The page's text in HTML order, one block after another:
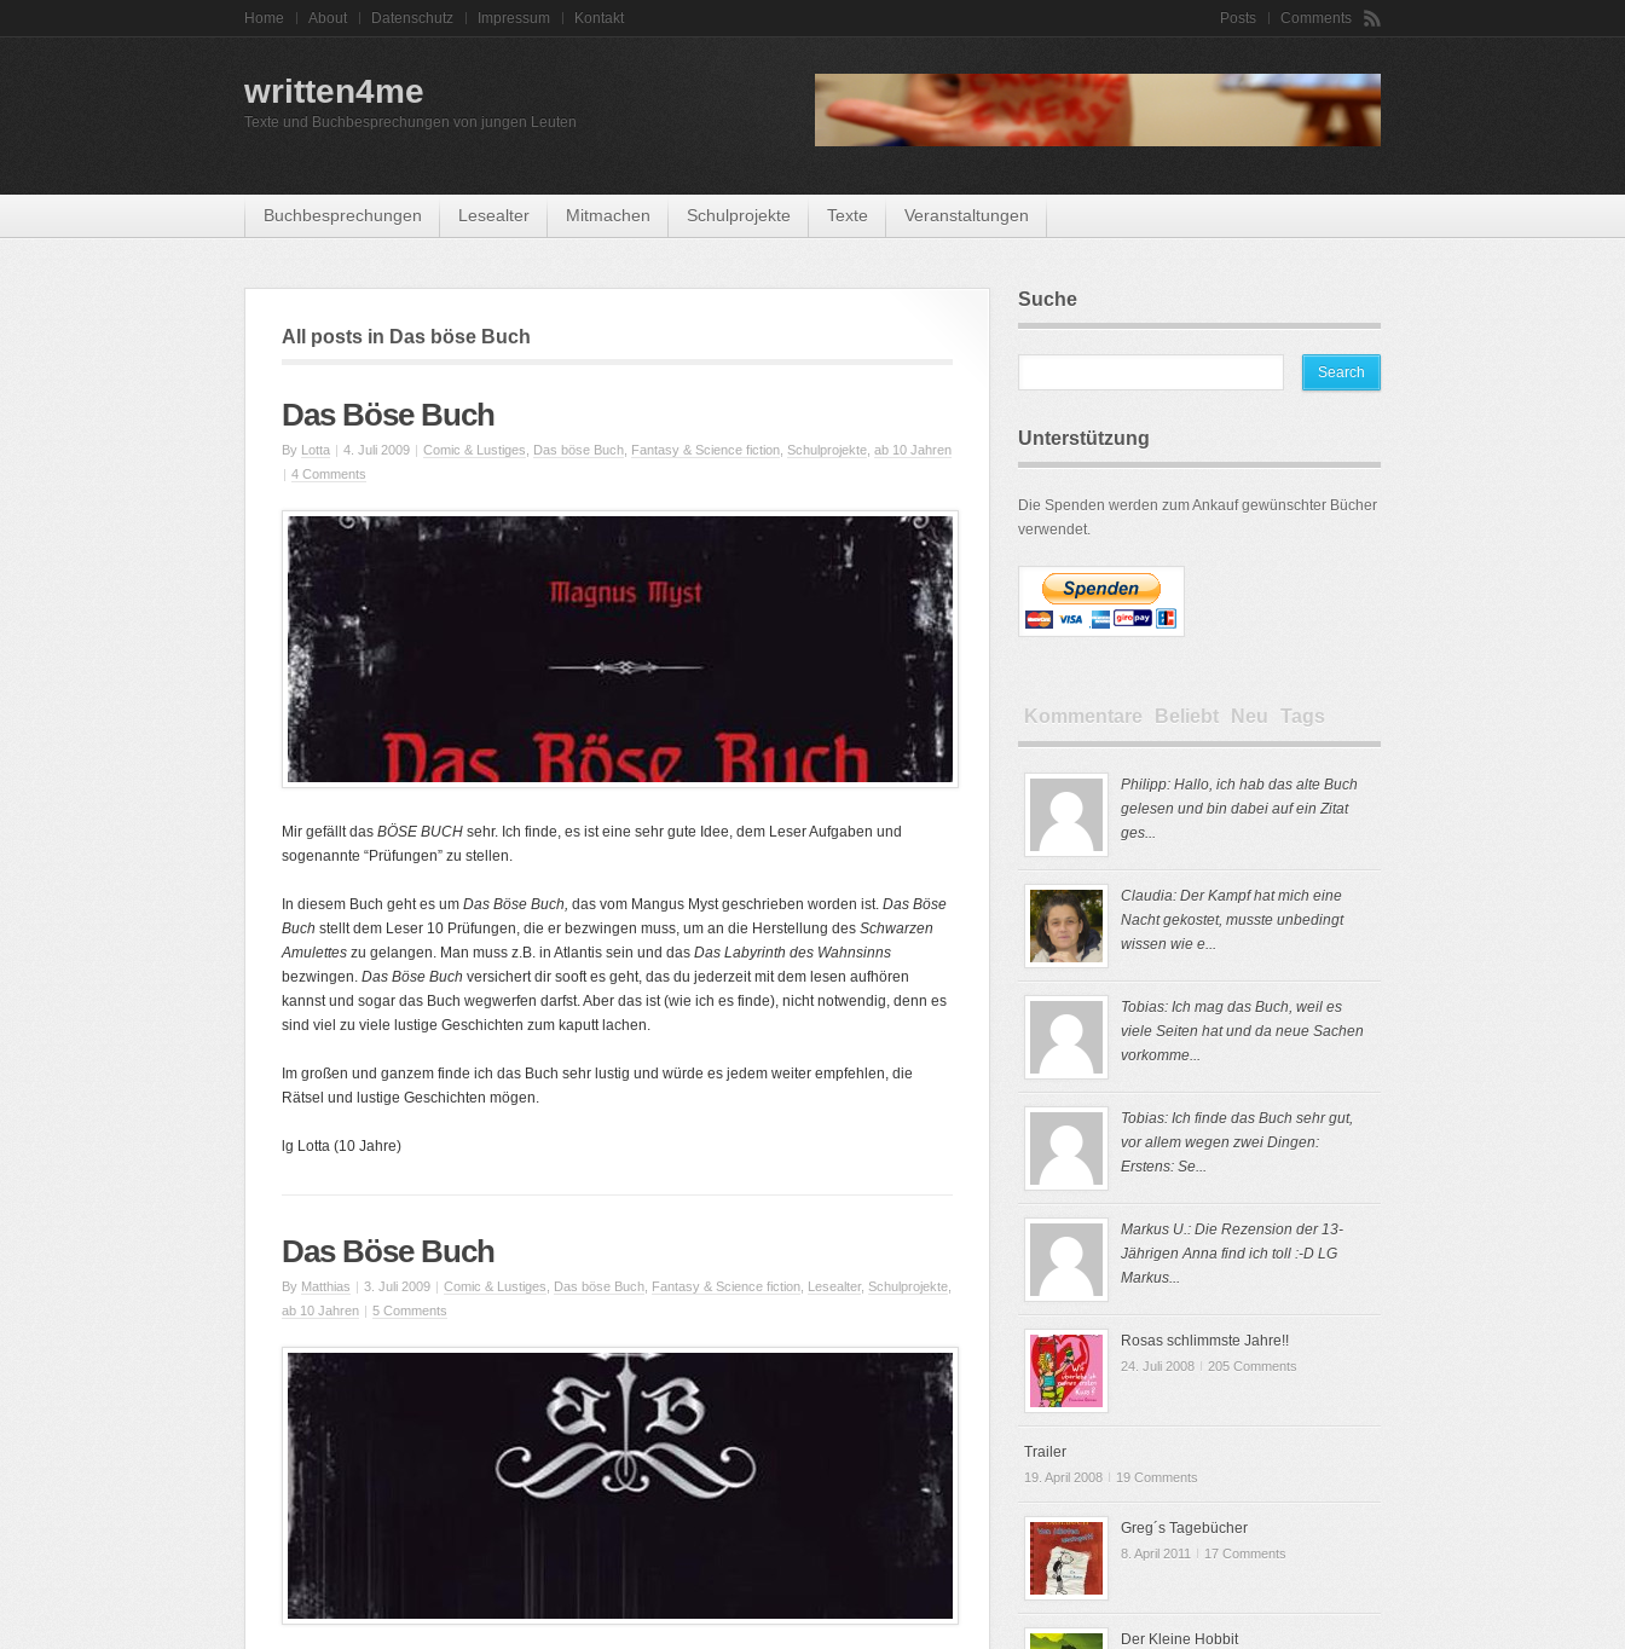
Home About Datenschutz Impressum Kontakt Comments
Posts
written4me
Texte und Buchbesprechungen von jungen Leuten
Buchbesprechungen Lesealter Mitmachen Schulprojekte Texte Veranstaltungen
All posts in Das böse Buch
Das Böse Buch
By Lotta | 4. Juli 2009 | Comic & Lustiges Das böse Buch Fantasy & Science fiction Schulprojekte ab 10 Jahren
| 4 Comments
Mir gefällt das BÖSE BUCH sehr. Ich finde, es ist eine sehr gute Idee, dem Leser Aufgaben und
sogenannte “Prüfungen” zu stellen.
In diesem Buch geht es um Das Böse Buch, das vom Mangus Myst geschrieben worden ist. Das Böse
Buch stellt dem Leser 10 Prüfungen, die er bezwingen muss, um an die Herstellung des Schwarzen
Amulettes zu gelangen. Man muss z.B. in Atlantis sein und das Das Labyrinth des Wahnsinns
bezwingen. Das Böse Buch versichert dir sooft es geht, das du jederzeit mit dem lesen aufhören
kannst und sogar das Buch wegwerfen darfst. Aber das ist (wie ich es finde), nicht notwendig, denn es
sind viel zu viele lustige Geschichten zum kaputt lachen.
Im großen und ganzem finde ich das Buch sehr lustig und würde es jedem weiter empfehlen, die
Rätsel und lustige Geschichten mögen.
lg Lotta (10 Jahre)
Das Böse Buch
By Matthias | 3. Juli 2009 | Comic & Lustiges Das böse Buch Fantasy & Science fiction Lesealter, Schulprojekte
ab 10 Jahren | 5 Comments
Suche
Unterstützung
Die Spenden werden zum Ankauf gewünschter Bücher
verwendet.
Kommentare Beliebt Neu Tags
Philipp: Hallo, ich hab das alte Buch
gelesen und bin dabei auf ein Zitat
ges...
Claudia: Der Kampf hat mich eine
Nacht gekostet, musste unbedingt
wissen wie e...
Tobias: Ich mag das Buch, weil es
viele Seiten hat und da neue Sachen
vorkomme...
Tobias: Ich finde das Buch sehr gut,
vor allem wegen zwei Dingen:
Erstens: Se...
Markus U.: Die Rezension der 13-
Jährigen Anna find ich toll :-D LG
Markus...
Rosas schlimmste Jahre!!
24. Juli 2008 I 205 Comments
Trailer
19. April 2008 I 19 Comments
Greg´s Tagebücher
8. April 2011 I 17 Comments
Der Kleine Hobbit